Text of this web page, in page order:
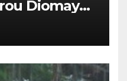
Diomaye
élections